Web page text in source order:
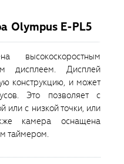
Olympus E-PL5
высокоскоростным
дисплеем. Дисплей
конструкцию, и может
Это позволяет с
или с низкой точки, или
камера оснащена
таймером.